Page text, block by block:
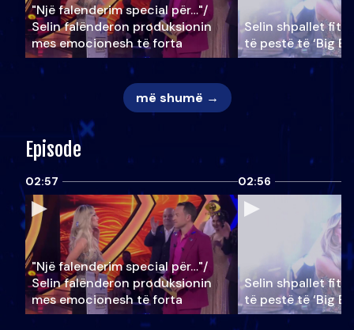
"Një falenderim special për…"/
Selin falënderon produksionin
mes emocionesh të forta
Selin shpallet
të pestë të ‘Big
më shumë →
Episode
02:57
"Një falenderim special për…"/
Selin falënderon produksionin
mes emocionesh të forta
02:56
Selin shpallet
të pestë të ‘Big